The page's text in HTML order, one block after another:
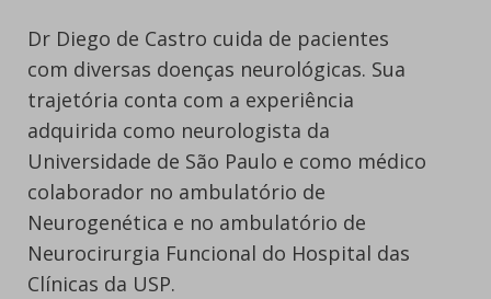
Dr Diego de Castro cuida de pacientes
com diversas doenças neurológicas. Sua
trajetória conta com a experiência
adquirida como neurologista da
Universidade de São Paulo e como médico
colaborador no ambulatório de
Neurogenética e no ambulatório de
Neurocirurgia Funcional do Hospital das
Clínicas da USP.